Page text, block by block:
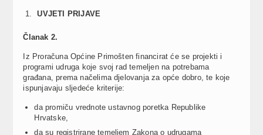
UVJETI PRIJAVE
Č lanak 2.
Iz Proračuna Općine Primošten financirat će se projekti i
programi udruga koje svoj rad temeljen na potrebama
građana, prema načelima djelovanja za opće dobro, te koje
ispunjavaju sljedeće kriterije:
da promiču vrednote ustavnog poretka Republike
Hrvatske,
da su registrirane temeljem Zakona o udrugama